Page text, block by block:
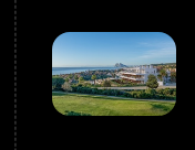
účet ?
jej nyní